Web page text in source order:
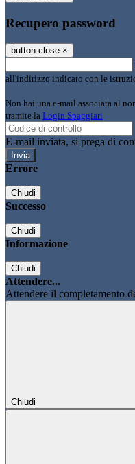
Recupero password
button close ×
all'indirizzo indicato con le
Non hai una e-mail associata al
tramite la Login Spaggiari
E-mail inviata, si prega di
Errore
Chiudi
Successo
Chiudi
Informazione
Chiudi
Attendere...
Attendere il completamento
Chiudi